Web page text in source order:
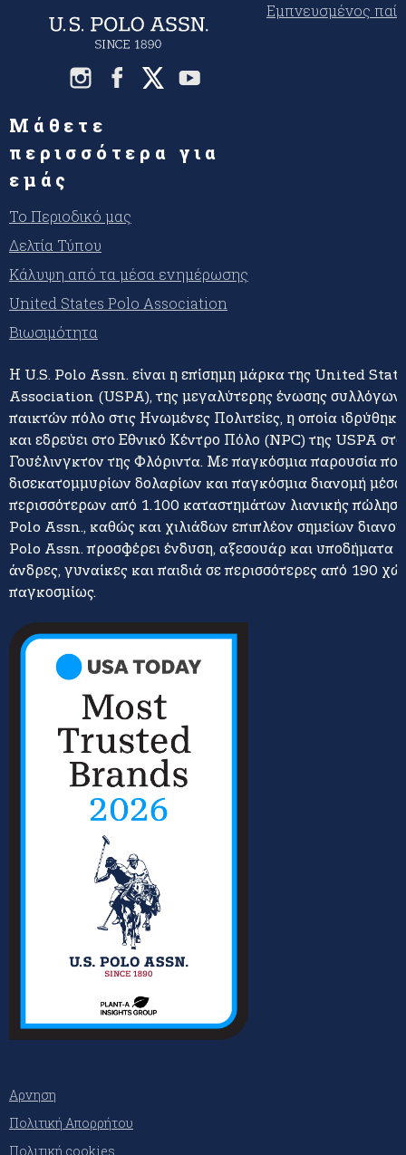
Εμπνευσμένος
Μάθετε
περισσότερα για
εμάς
Το Περιοδικό μας
Δελτία Τύπου
Κάλυψη από τα μέσα ενημέρωσης
United States Polo Association
Βιωσιμότητα
Η U.S. Polo Assn. είναι η επίσημη μάρκα της United
Association (USPA), της μεγαλύτερης ένωσης συλλόγων
παικτών πόλο στις Ηνωμένες Πολιτείες, η οποία
και εδρεύει στο Εθνικό Κέντρο Πόλο (NPC) της USPA στο
Γουέλινγκτον της Φλόριντα. Με παγκόσμια παρουσία
δισεκατομμυρίων δολαρίων και παγκόσμια διανομή μέσω
περισσότερων από 1.100 καταστημάτων λιανικής
Polo Assn., καθώς και χιλιάδων επιπλέον σημείων
Polo Assn. προσφέρει ένδυση, αξεσουάρ και υποδήματα
άνδρες, γυναίκες και παιδιά σε περισσότερες από 190
παγκοσμίως.
Αρνηση
Πολιτική Απορρήτου
Πολιτική cookies